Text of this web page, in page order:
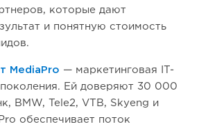
которые дают
и понятную стоимость
MediaPro — маркетинговая IT-
Ей доверяют 30 000
BMW, Tele2, VTB, Skyeng и
обеспечивает поток